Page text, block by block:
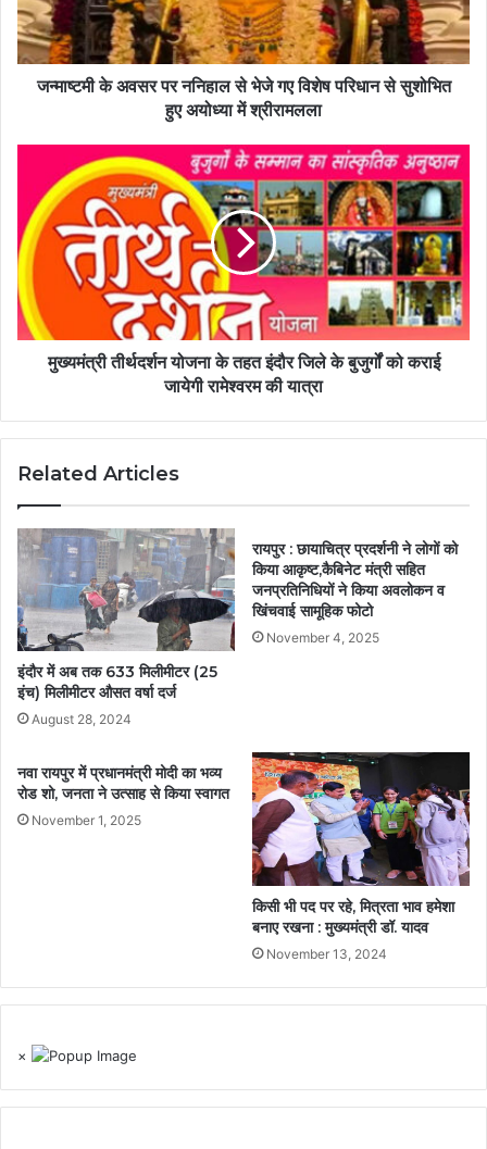
जन्माष्टमी के अवसर पर ननिहाल से भेजे गए विशेष परिधान से सुशोभित
हुए अयोध्या में श्रीरामलला
मुख्यमंत्री तीर्थदर्शन योजना के तहत इंदौर जिले के बुजुर्गों को कराई
जायेगी रामेश्वरम की यात्रा
Related Articles
इंदौर में अब तक 633 मिलीमीटर (25
इंच) मिलीमीटर औसत वर्षा दर्ज
August 28, 2024
रायपुर : छायाचित्र प्रदर्शनी ने लोगों को
किया आकृष्ट,कैबिनेट मंत्री सहित
जनप्रतिनिधियों ने किया अवलोकन व
खिंचवाई सामूहिक फोटो
November 4, 2025
नवा रायपुर में प्रधानमंत्री मोदी का भव्य
रोड शो, जनता ने उत्साह से किया स्वागत
November 1, 2025
किसी भी पद पर रहे, मित्रता भाव हमेशा
बनाए रखना : मुख्यमंत्री डॉ. यादव
November 13, 2024
×